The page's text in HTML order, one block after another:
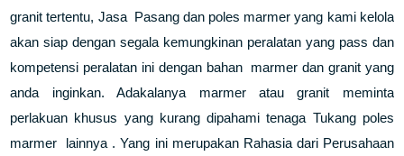
granit tertentu, Jasa Pasang dan poles marmer yang kami kelola
akan siap dengan segala kemungkinan peralatan yang pass dan
kompetensi peralatan ini dengan bahan marmer dan granit yang
anda inginkan. Adakalanya marmer atau granit meminta
perlakuan khusus yang kurang dipahami tenaga Tukang poles
marmer lainnya . Yang ini merupakan Rahasia dari Perusahaan